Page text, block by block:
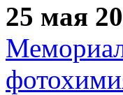
25 мая